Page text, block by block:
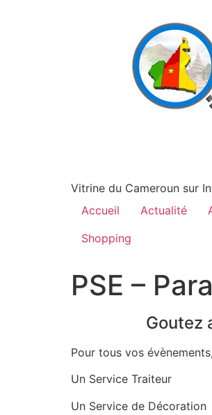
Vitrine du Cameroun sur
Accueil
Actualité
Shopping
PSE –
Goutez
Pour tous vos
Un Service Traiteur
Un Service de Décoration